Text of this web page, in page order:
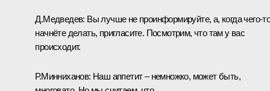
Д.Медведев: Вы лучше не проинформируйте, а, когда
начнёте делать, пригласите. Посмотрим, что там у вас
происходит.
Р.Минниханов: Наш аппетит – немножко, может быть,